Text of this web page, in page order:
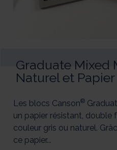
Graduate Mixed
Naturel et Papier
Les blocs Canson®
un papier résistant, double
couleur gris ou naturel.
ce papier...